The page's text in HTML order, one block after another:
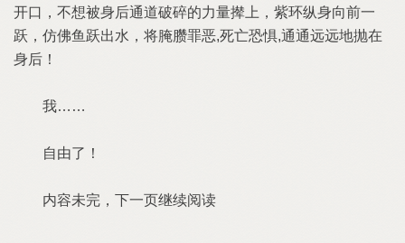
开口，不想被身后通道破碎的力量撵上，紫环纵身向前一
跃，仿佛鱼跃出水，将腌臜罪恶,死亡恐惧,通通远远地抛在
身后！
我……
自由了！
内容未完，下一页继续阅读